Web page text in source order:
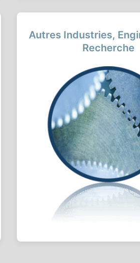
Autres Industries,
Recherche